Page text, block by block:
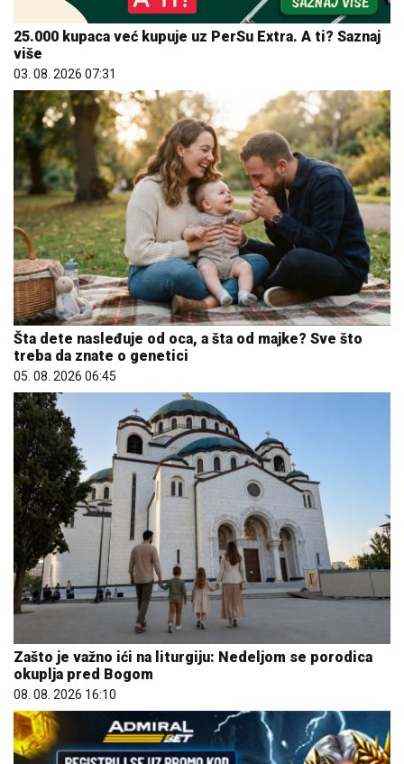
03. 08. 2026 07:31
Šta dete nasleđuje od oca, a šta od majke? Sve što
treba da znate o genetici
05. 08. 2026 06:45
Zašto je važno ići na liturgiju: Nedeljom se porodica
okuplja pred Bogom
08. 08. 2026 16:10